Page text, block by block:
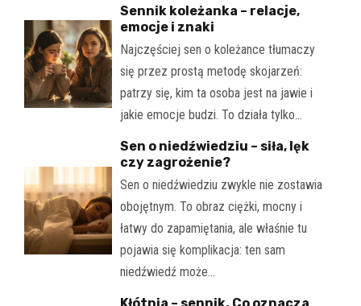
Sennik koleżanka – relacje,
emocje i znaki
Najczęściej sen o koleżance tłumaczy
się przez prostą metodę skojarzeń:
patrzy się, kim ta osoba jest na jawie i
jakie emocje budzi. To działa tylko…
Sen o niedźwiedziu – siła, lęk
czy zagrożenie?
Sen o niedźwiedziu zwykle nie zostawia
obojętnym. To obraz ciężki, mocny i
łatwy do zapamiętania, ale właśnie tu
pojawia się komplikacja: ten sam
niedźwiedź może…